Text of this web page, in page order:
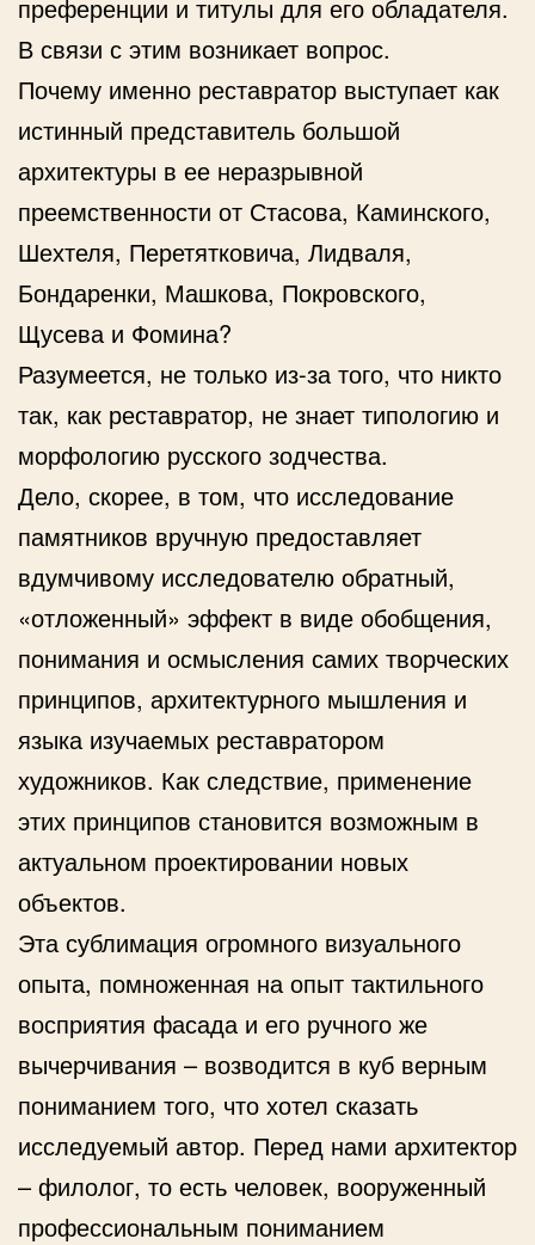
преференции и титулы для его обладателя.
В связи с этим возникает вопрос.
Почему именно реставратор выступает как
истинный представитель большой
архитектуры в ее неразрывной
преемственности от Стасова, Каминского,
Шехтеля, Перетятковича, Лидваля,
Бондаренки, Машкова, Покровского,
Щусева и Фомина?
Разумеется, не только из-за того, что никто
так, как реставратор, не знает типологию и
морфологию русского зодчества.
Дело, скорее, в том, что исследование
памятников вручную предоставляет
вдумчивому исследователю обратный,
«отложенный» эффект в виде обобщения,
понимания и осмысления самих творческих
принципов, архитектурного мышления и
языка изучаемых реставратором
художников. Как следствие, применение
этих принципов становится возможным в
актуальном проектировании новых
объектов.
Эта сублимация огромного визуального
опыта, помноженная на опыт тактильного
восприятия фасада и его ручного же
вычерчивания – возводится в куб верным
пониманием того, что хотел сказать
исследуемый автор. Перед нами архитектор
– филолог, то есть человек, вооруженный
профессиональным пониманием